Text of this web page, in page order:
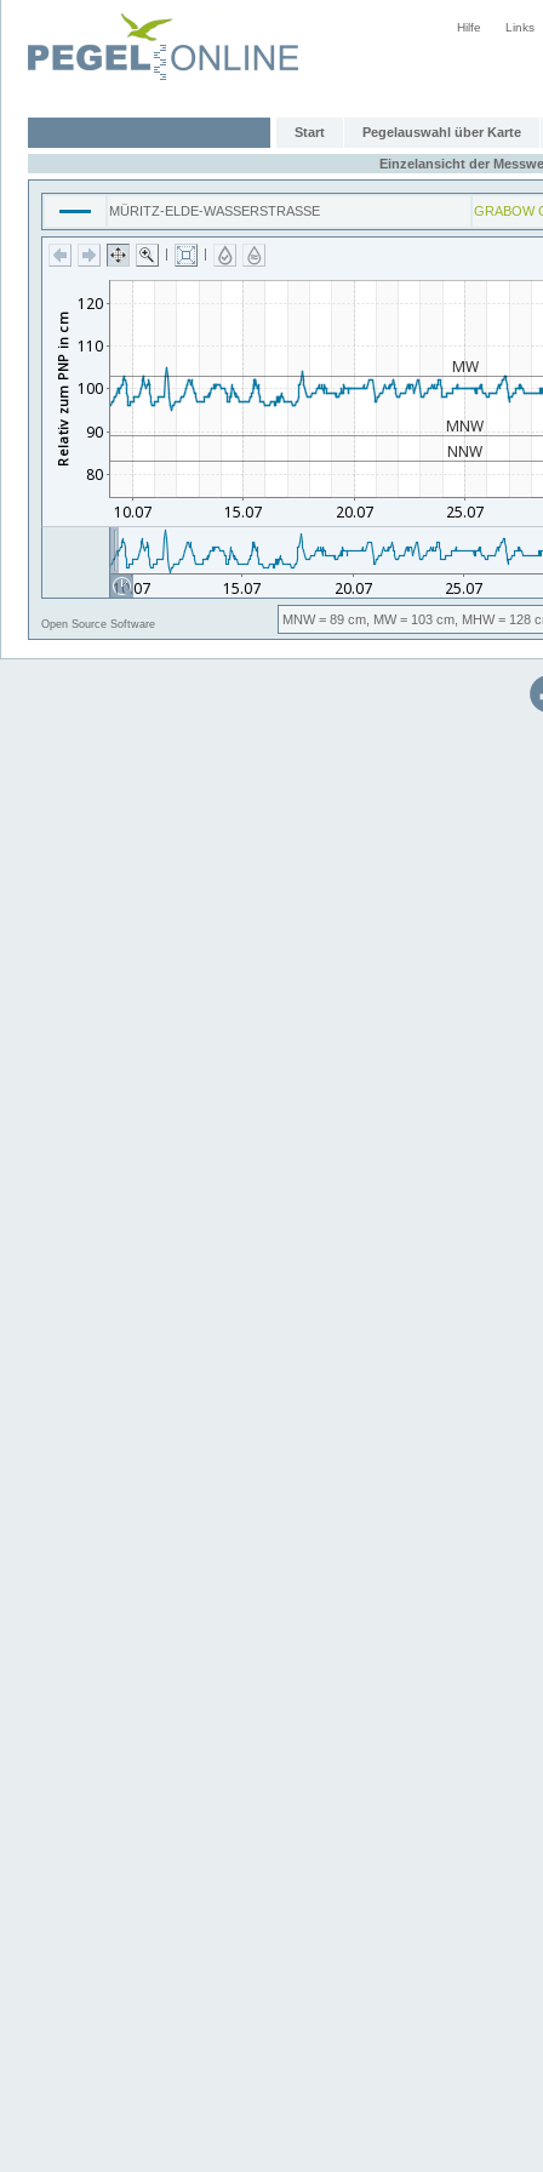
Hilfe Links
Start Pegelauswahl über Karte
Einzelansicht der
MÜRITZ-ELDE-WASSERSTRASSE GRABOW
| |
Open Source Software MNW= 89 cm, MW= 103 cm, MHW= 128